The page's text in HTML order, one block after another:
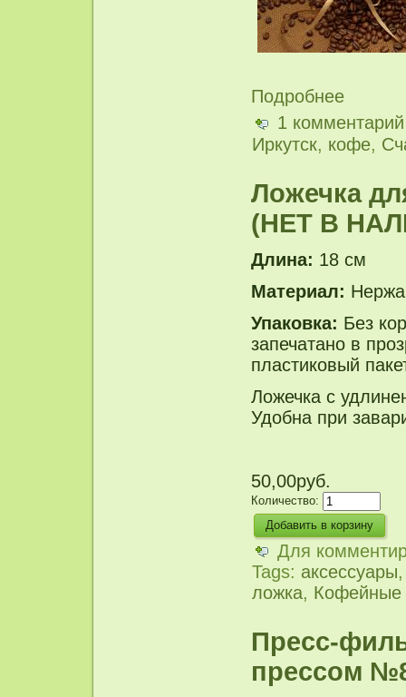
Подробнее
1 комментарий
Иркутск, кофе,
Ложечка
(НЕТ В
Длина: 18 см
Материал:
Упаковка: Без
запечатано в
пластиковый
Ложечка с
Удобна при
50,00руб.
Количество:
Для
Tags: аксессуары
ложка, Кофейные
Пресс-
прессом